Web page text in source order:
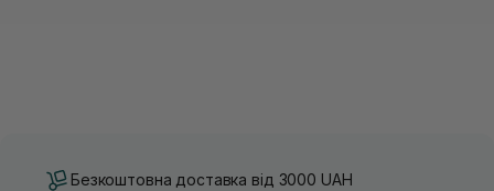
Безкоштовна доставка від 3000 UAH